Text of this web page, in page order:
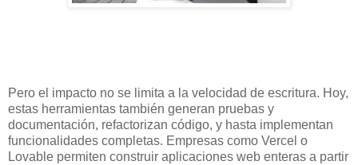
Pero el impacto no se limita a la velocidad de escritura. Hoy,
estas herramientas también generan pruebas y
documentación, refactorizan código, y hasta implementan
funcionalidades completas. Empresas como Vercel o
Lovable permiten construir aplicaciones web enteras a partir